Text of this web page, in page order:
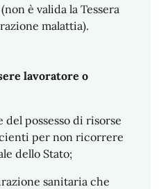
è valida la Tessera
malattia).
lavoratore o
possesso di risorse
per non ricorrere
dello Stato;
sanitaria che